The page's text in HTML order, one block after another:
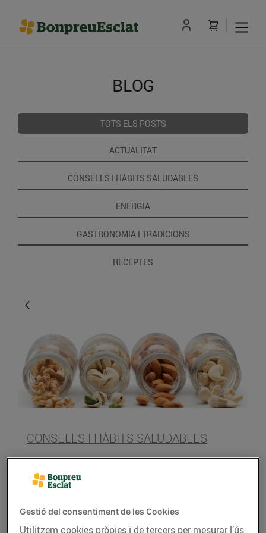
BLOG
TOTS ELS POSTS
ACTUALITAT
CONSELLS I HÀBITS SALUDABLES
ENERGIA
GASTRONOMIA I TRADICIONS
RECEPTES
CONSELLS I HÀBITS SALUDABLES
Fruita seca, energia
molt saludable
Gestió del consentiment de les Cookies
Utilitzem cookies pròpies i de tercers per mesurar l’ús